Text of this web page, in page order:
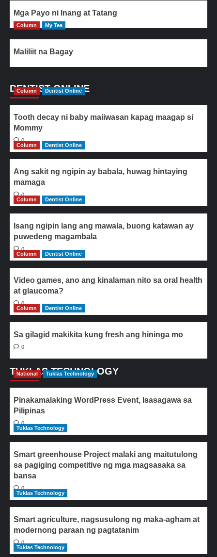
Mga Payo ni Inang at Tatang
Column My Tea
Maliliit na Bagay
DENTIST ONLINE
Column Dentist Online
Tooth decay ni baby maiiwasan kapag maagap si
Mommy
0
Column
Dentist Online
Ang sakit ng ngipin ay babala, huwag hintaying
mamaga
0
Column
Dentist Online
Isang ngipin lang ang mawala, buong katawan ay
puwedeng magambala
0
Column
Dentist Online
Video games, ano ang kinalaman nito sa oral health
at glaucoma?
0
Column
Dentist Online
Sa gilagid makikita kung fresh ang hininga mo
0
TUKLAS TECHNOLOGY
National Tuklas Technology
Pinakamalaking WordPress Event, Isasagawa sa
Pilipinas
0
Tuklas Technology
Smart greenhouse Project malaki ang maitutulong
sa pagiging competitive ng mga magsasaka sa
bansa
0
Tuklas Technology
Smart agriculture, nagsusulong ng maka-agham at
modernong paraan ng pagtatanim
0
Tuklas Technology